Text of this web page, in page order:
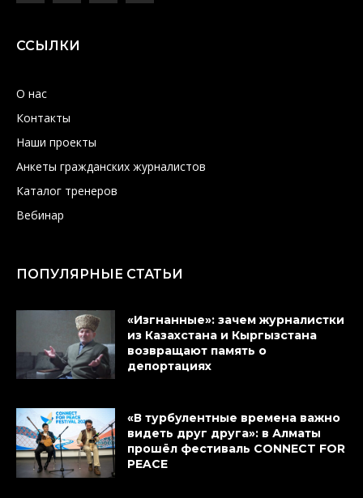
ССЫЛКИ
О нас
Контакты
Наши проекты
Анкеты гражданских журналистов
Каталог тренеров
Вебинар
ПОПУЛЯРНЫЕ СТАТЬИ
«Изгнанные»: зачем журналистки
из Казахстана и Кыргызстана
возвращают память о
депортациях
«В турбулентные времена важно
видеть друг друга»: в Алматы
прошёл фестиваль CONNECT FOR
PEACE